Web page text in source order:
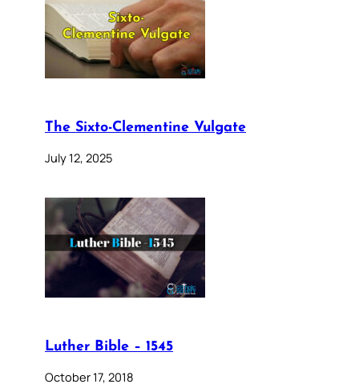
The Sixto-Clementine Vulgate
July 12, 2025
Luther Bible – 1545
October 17, 2018